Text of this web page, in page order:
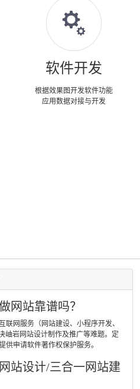
软件开发
根据效果图开发软件功能
应用数据对接与开发
网站靠谱吗？
网服务（网站建设、小程序开发、
岫岩网站设计制作及推广等难题。定
供申请软件著作权保护服务。
站设计/三合一网站建